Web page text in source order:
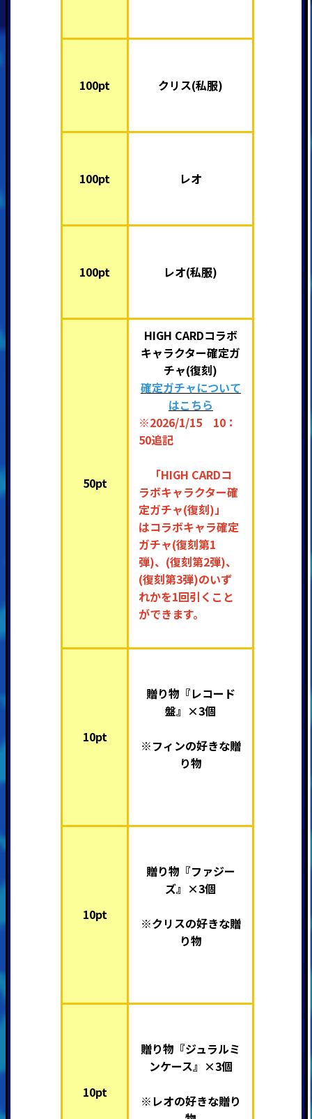
100pt クリス(私服)
100pt レオ
100pt レオ(私服)
50pt
HIGH CARDコラボ
キャラクター確定ガ
チャ(復刻)
確定ガチャについて
はこちら
※2026/1/15 10：
50追記
「HIGH CARDコ
ラボキャラクター確
定ガチャ(復刻)」
はコラボキャラ確定
ガチャ(復刻第1
弾)、(復刻第2弾)、
(復刻第3弾)のいず
れかを1回引くこと
ができます。
10pt
贈り物『レコード
盤』×3個
※フィンの好きな贈
り物
10pt
贈り物『ファジー
ズ』×3個
※クリスの好きな贈
り物
10pt
贈り物『ジュラルミ
ンケース』×3個
※レオの好きな贈り